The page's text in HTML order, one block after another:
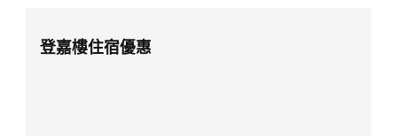
登嘉樓住宿優惠